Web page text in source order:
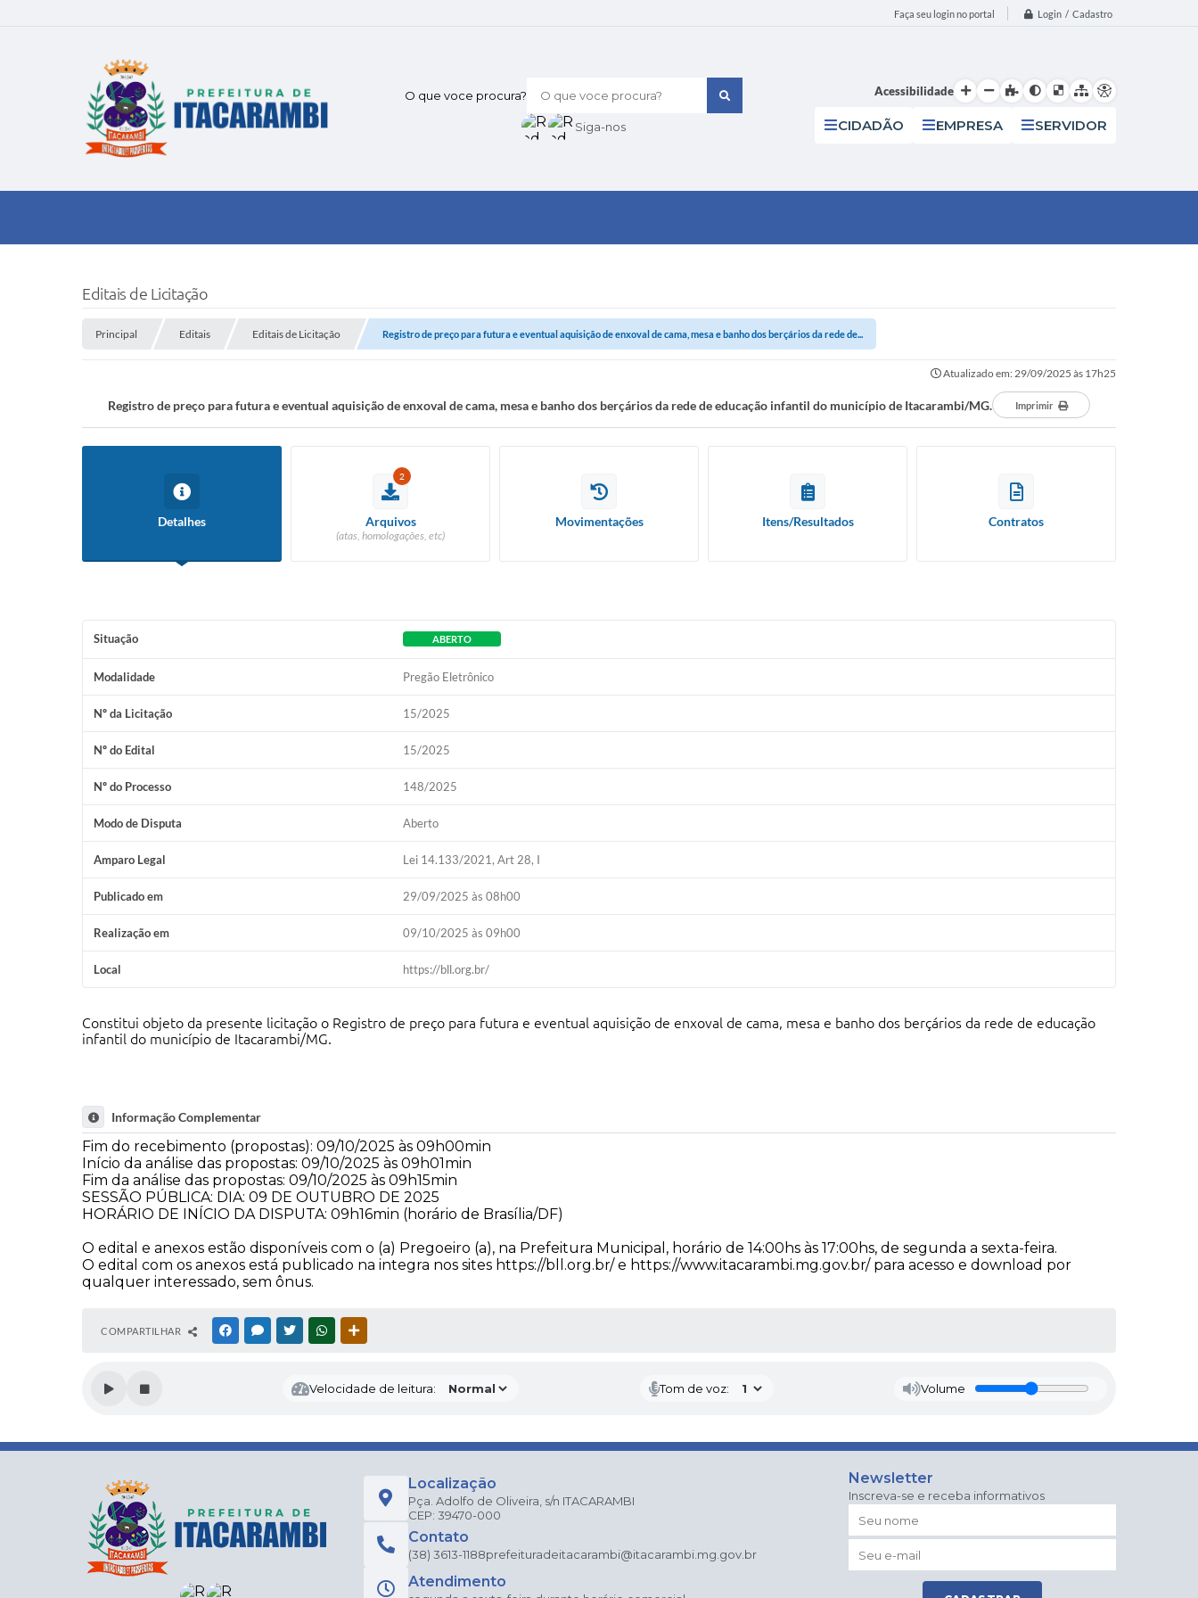
Faça seu login no portal Login / Cadastro
O que voce procura?
Siga-nos
Acessibilidade
CIDADÃO EMPRESA SERVIDOR
Editais de Licitação
Principal Editais Editais de Licitação Registro de preço para futura e eventual aquisição de enxoval de cama, mesa e banho dos berçários da rede de...
Atualizado em: 29/09/2025 às 17h25
Registro de preço para futura e eventual aquisição de enxoval de cama, mesa e banho dos berçários da rede de educação infantil do município de Itacarambi/MG. Imprimir
Detalhes
2
Arquivos
(atas, homologações, etc)
Movimentações Itens/Resultados Contratos
Situação ABERTO
Modalidade Pregão Eletrônico
Nº da Licitação 15/2025
Nº do Edital 15/2025
Nº do Processo 148/2025
Modo de Disputa Aberto
Amparo Legal Lei 14.133/2021, Art 28, I
Publicado em 29/09/2025 às 08h00
Realização em 09/10/2025 às 09h00
Local https://bll.org.br/
Constitui objeto da presente licitação o Registro de preço para futura e eventual aquisição de enxoval de cama, mesa e banho dos berçários da rede de educação
infantil do município de Itacarambi/MG.
Informação Complementar
Fim do recebimento (propostas): 09/10/2025 às 09h00min
Início da análise das propostas: 09/10/2025 às 09h01min
Fim da análise das propostas: 09/10/2025 às 09h15min
SESSÃO PÚBLICA: DIA: 09 DE OUTUBRO DE 2025
HORÁRIO DE INÍCIO DA DISPUTA: 09h16min (horário de Brasília/DF)
O edital e anexos estão disponíveis com o (a) Pregoeiro (a), na Prefeitura Municipal, horário de 14:00hs às 17:00hs, de segunda a sexta-feira.
O edital com os anexos está publicado na integra nos sites https://bll.org.br/ e https://www.itacarambi.mg.gov.br/ para acesso e download por
qualquer interessado, sem ônus.
COMPARTILHAR FACEBOOKMESSENGER
TWITTERWHATSAPP
Velocidade de leitura: Tom de voz: Volume
Localização
Pça. Adolfo de Oliveira, s/n ITACARAMBI
CEP: 39470-000
Contato
(38) 3613-1188prefeituradeitacarambi@itacarambi.mg.gov.br
Atendimento
Newsletter
Inscreva-se e receba informativos